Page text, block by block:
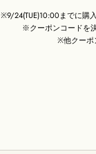
※9/24(TUE)10:00までに購
※クーポンコードを
※他クーポ